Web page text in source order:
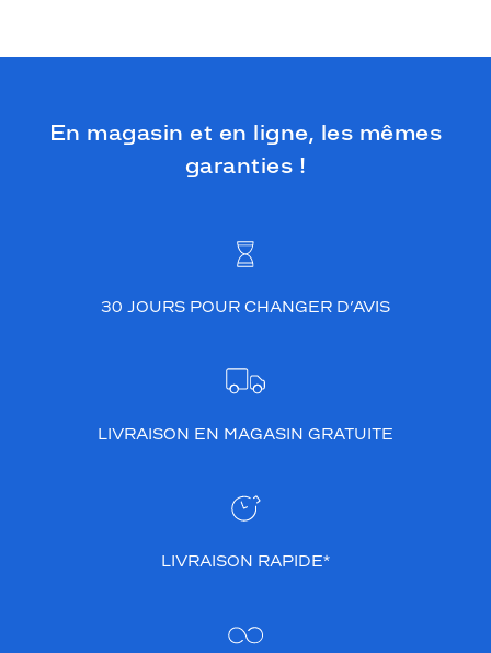
En magasin et en ligne, les mêmes
garanties !
30 JOURS POUR CHANGER D’AVIS
LIVRAISON EN MAGASIN GRATUITE
LIVRAISON RAPIDE*